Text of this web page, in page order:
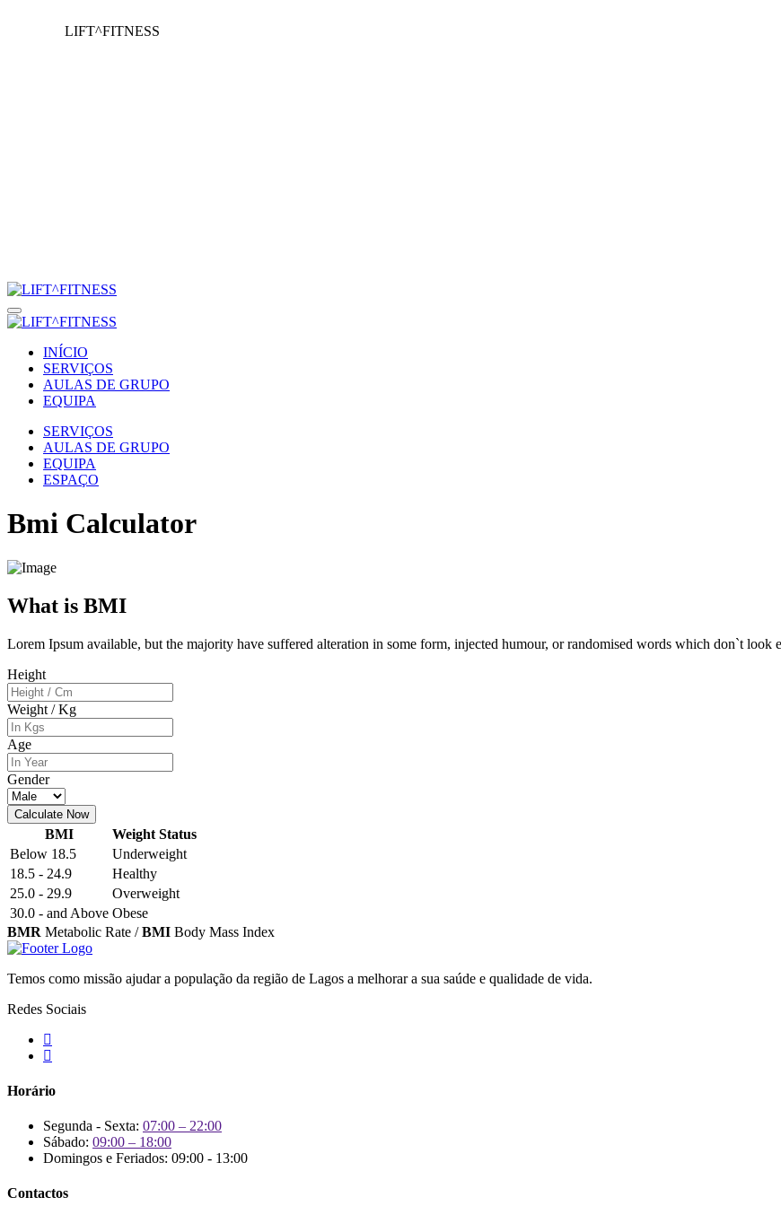
LIFT^FITNESS
INÍCIO
SERVIÇOS
AULAS DE GRUPO
EQUIPA
SERVIÇOS
AULAS DE GRUPO
EQUIPA
ESPAÇO
Bmi Calculator
What is BMI
Lorem Ipsum available, but the majority have suffered alteration in some form, injected humour, or randomised words which don`t look
Height
Weight / Kg
Age
Gender
Calculate Now
BMI
Weight Status
Below 18.5
Underweight
18.5 - 24.9
Healthy
25.0 - 29.9
Overweight
30.0 - and Above Obese
BMR Metabolic Rate /BMI Body Mass Index
Temos como missão ajudar a população da região de Lagos a melhorar a sua saúde e qualidade de vida.
Redes Sociais
Horário
Segunda - Sexta: 07:00 – 22:00
Sábado: 09:00 – 18:00
Domingos e Feriados: 09:00 - 13:00
Contactos